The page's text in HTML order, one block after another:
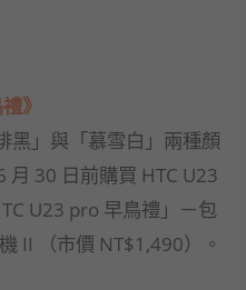
》
黑」與「慕雪白」兩種顏
月 30 日前購買 HTC U23
U23 pro 早鳥禮」－包
II （市價 NT$1,490）。